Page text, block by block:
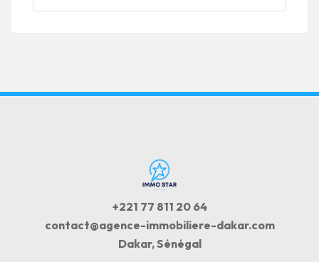
+221 77 811 20 64
contact@agence-immobiliere-dakar.com
Dakar, Sénégal